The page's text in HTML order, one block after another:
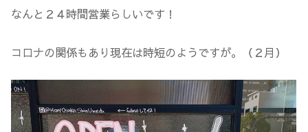
なんと２４時間営業らしいです！
コロナの関係もあり現在は時短のようですが。（２月）